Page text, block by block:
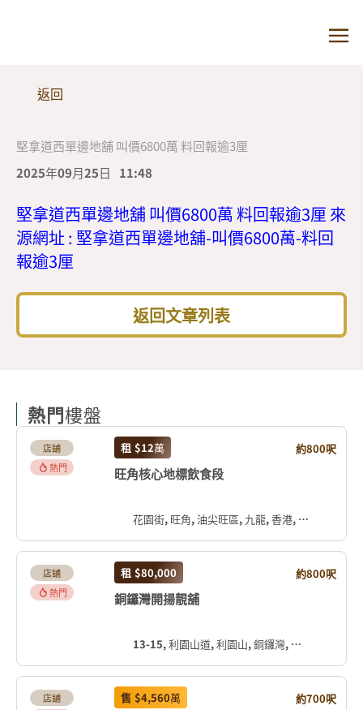
返回
堅拿道西單邊地舖 叫價6800萬 料回報逾3厘
2025年09月25日
11:48
堅拿道西單邊地舖 叫價6800萬 料回報逾3厘 來
源網址 : 堅拿道西單邊地舖-叫價6800萬-料回
報逾3厘
返回文章列表
熱門樓盤
店舖
熱門
租 $12萬 約800呎
旺角核心地標飲食段
花園街, 旺角, 油尖旺區, 九龍, 香港, 中国
店舖
熱門
租 $80,000 約800呎
銅鑼灣開揚靚舖
13-15, 利園山道, 利園山, 銅鑼灣, 灣仔區, 香港島, 香港, 中国
店舖
售 $4,560萬 約700呎